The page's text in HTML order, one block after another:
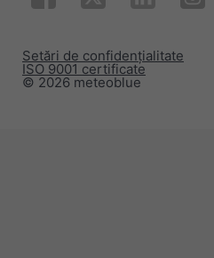
© 2026 meteoblue
ISO 9001 certificate
Setări de confidențialitate